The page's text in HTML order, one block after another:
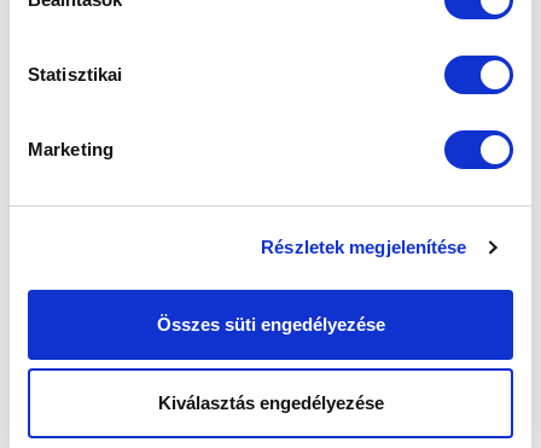
Statisztikai
Marketing
Részletek megjelenítése
Összes süti engedélyezése
Kiválasztás engedélyezése